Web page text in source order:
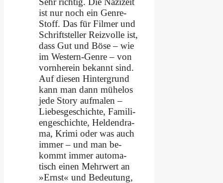
ist nur noch ein Gen­re-
Stoff. Das für Fil­mer und
Schrift­stel­ler Reiz­vol­le ist,
dass Gut und Bö­se – wie
im We­stern-Gen­re – von
vorn­her­ein be­kannt sind.
Auf die­sen Hin­ter­grund
kann man dann mü­he­los
je­de Sto­ry auf­ma­len –
Lie­bes­ge­schich­te, Fa­mi­li­
en­ge­schich­te, Hel­den­dra­
ma, Kri­mi oder was auch
im­mer – und man be­
kommt im­mer au­to­ma­
tisch ei­nen Mehr­wert an
»Ernst« und Be­deu­tung,